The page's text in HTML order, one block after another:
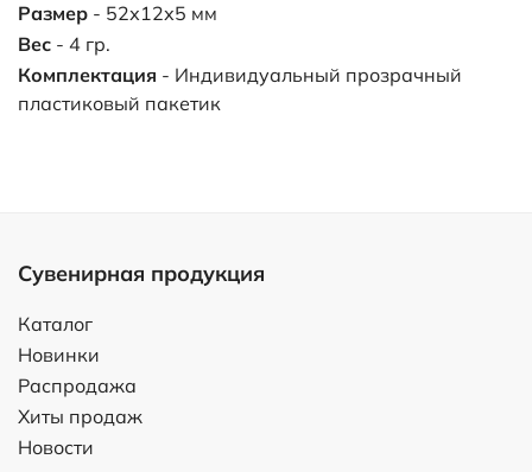
Размер - 52х12х5 мм
Вес - 4 гр.
Комплектация - Индивидуальный прозрачный
пластиковый пакетик
Сувенирная продукция
Каталог
Новинки
Распродажа
Хиты продаж
Новости